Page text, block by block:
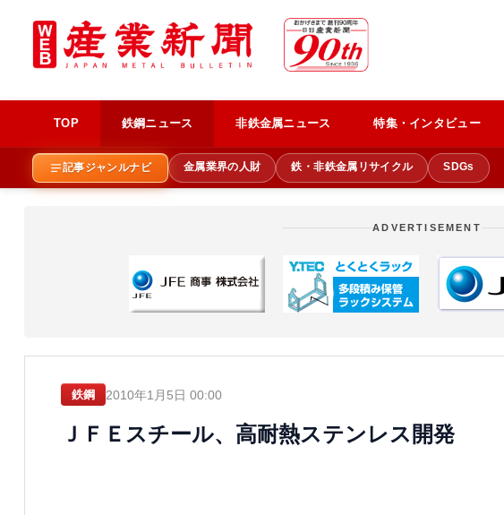
TOP 鉄鋼ニュース 非鉄金属ニュース 特集・インタビュー
記事ジャンルナビ 金属業界の人財 鉄・非鉄金属リサイクル SDGs
ADVERTISEMENT
鉄鋼 2010年1月5日 00:00
ＪＦＥスチール、高耐熱ステンレス開発